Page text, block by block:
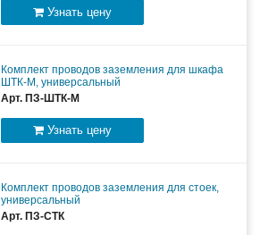
Узнать цену
Комплект проводов заземления для шкафа
ШТК-М, универсальный
Арт. ПЗ-ШТК-М
Узнать цену
Комплект проводов заземления для стоек,
универсальный
Арт. ПЗ-СТК